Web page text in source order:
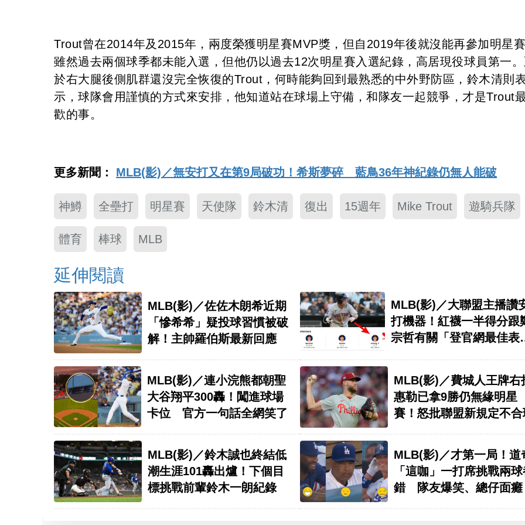
Trout曾在2014年及2015年，兩度榮獲明星賽MVP獎，但自2019年後就沒能再參加明星賽
雖然過去兩個球季都未能入選，但他仍以過去12次明星賽入選紀錄，高居現役球員第一
於右大腿後側肌群還沒完全恢復的Trout，何時能夠回到最熟悉的中外野防區，鈴木清則
示，球隊會用謹慎的方式來安排，他知道站在球場上守備，和隊友一起競爭，才是Trout
歡的事。
更多新聞： MLB(影)／無安打又在第9局破功！希斯夢碎 藍鳥36年神紀錄仍無人能破
神鱒 全壘打 明星賽 天使隊 鈴木清 復出 15週年 Mike Trout 遊騎兵隊
體育 棒球 MLB
延伸閱讀
MLB(影)／佐佐木朗希近期
「慘希希」疑投球習慣被破
解！主帥羅伯斯最新回應
MLB(影)／大聯盟主播讚
打機器！紅襪一半得分跟
宗哲有關「登官網最佳表
MLB(影)／連小浣熊都朝聖
大谷翔平300轟！闖進球場
卡位 官方一句話全網笑了
MLB(影)／費城人王牌右
惠勒已拿9勝仍無緣明星
賽！怒批聯盟新規定不合
MLB(影)／鈴木誠也終結低
潮生涯101轟出爐！下個目
標挑戰前輩鈴木一朗紀錄
MLB(影)／才第一局！道
「這咖」一打席挑戰兩
錯 隊友爆笑、總仔面癱